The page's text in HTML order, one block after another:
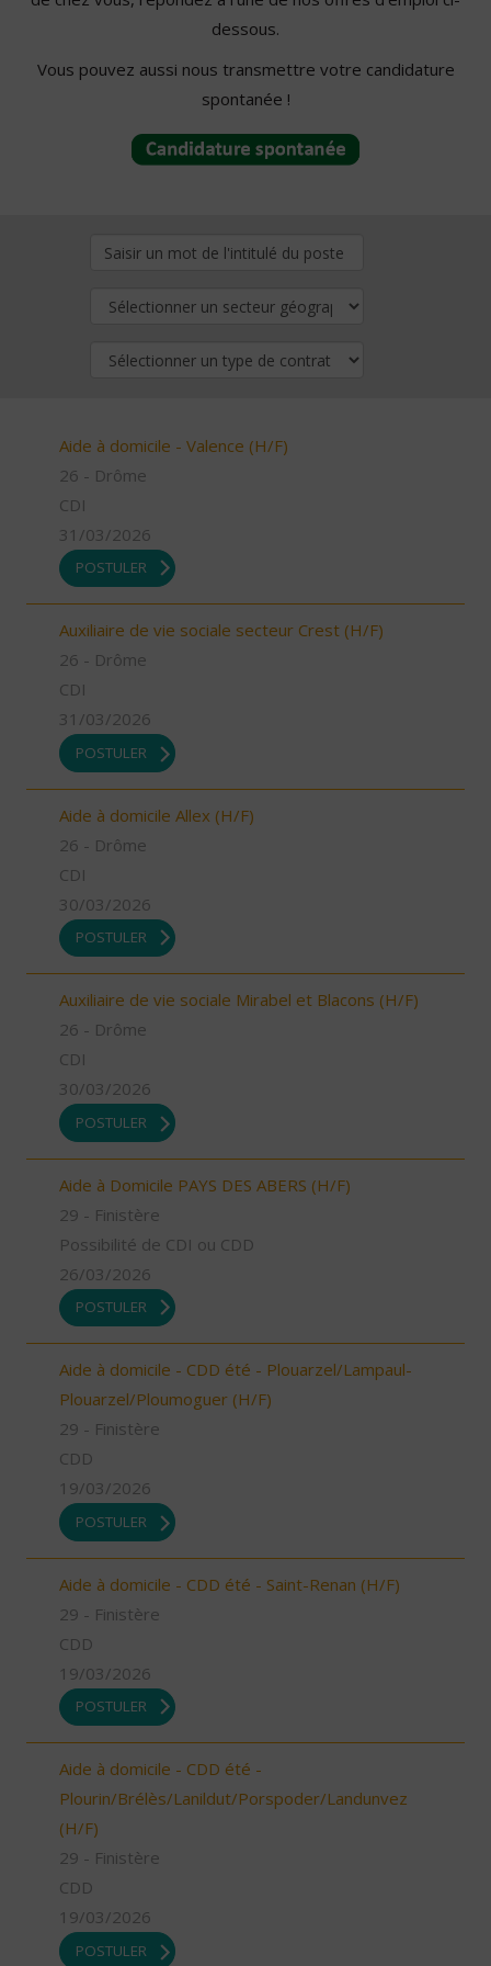
dessous.
Vous pouvez aussi nous transmettre votre candidature
spontanée !
Aide à domicile - Valence (H/F)
26 - Drôme
CDI
31/03/2026
POSTULER
Auxiliaire de vie sociale secteur Crest (H/F)
26 - Drôme
CDI
31/03/2026
POSTULER
Aide à domicile Allex (H/F)
26 - Drôme
CDI
30/03/2026
POSTULER
Auxiliaire de vie sociale Mirabel et Blacons (H/F)
26 - Drôme
CDI
30/03/2026
POSTULER
Aide à Domicile PAYS DES ABERS (H/F)
29 - Finistère
Possibilité de CDI ou CDD
26/03/2026
POSTULER
Aide à domicile - CDD été - Plouarzel/Lampaul-
Plouarzel/Ploumoguer (H/F)
29 - Finistère
CDD
19/03/2026
POSTULER
Aide à domicile - CDD été - Saint-Renan (H/F)
29 - Finistère
CDD
19/03/2026
POSTULER
Aide à domicile - CDD été -
Plourin/Brélès/Lanildut/Porspoder/Landunvez
(H/F)
29 - Finistère
CDD
19/03/2026
POSTULER